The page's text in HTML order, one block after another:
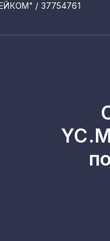
/ 37754761